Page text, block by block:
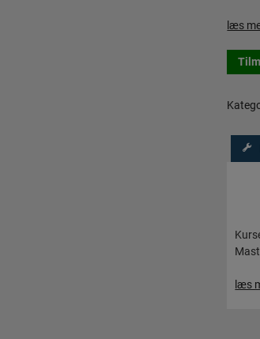
læs
læs